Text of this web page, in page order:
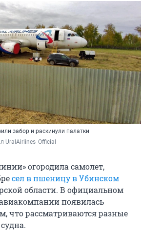
забор и раскинули палатки
UralAirlines_Official
огородила самолет,
сел в пшеницу в Убинском
области. В официальном
появилась
что рассматриваются разные